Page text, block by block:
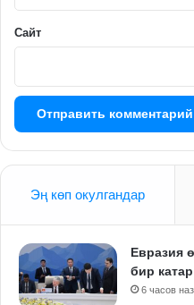
Сайт
Эң көп окулгандар
Евразия
бир
6 часов